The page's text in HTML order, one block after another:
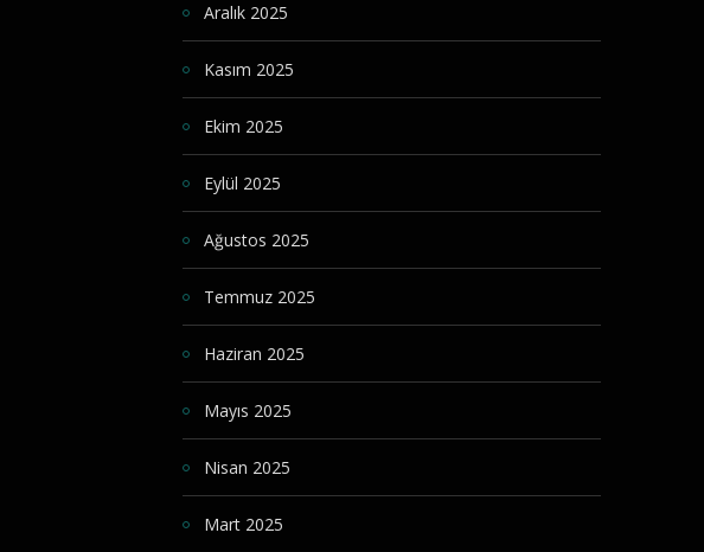
Aralık 2025
Kasım 2025
Ekim 2025
Eylül 2025
Ağustos 2025
Temmuz 2025
Haziran 2025
Mayıs 2025
Nisan 2025
Mart 2025